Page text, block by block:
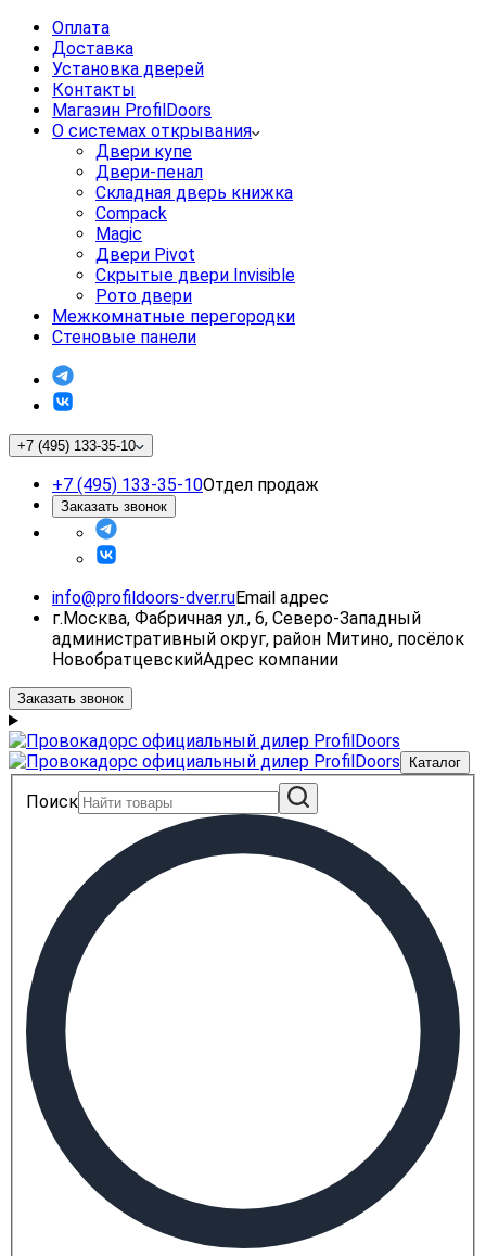
Оплата
Доставка
Установка дверей
Контакты
Магазин ProfilDoors
О системах открывания
Двери купе
Двери-пенал
Складная дверь книжка
Compack
Magic
Двери Pivot
Скрытые двери Invisible
Рото двери
Межкомнатные перегородки
Стеновые панели
+7 (495) 133-35-10
+7 (495) 133-35-10Отдел продаж
Заказать звонок
info@profildoors-dver.ruEmail адрес
г.Москва, Фабричная ул., 6, Северо-Западный
административный округ, район Митино, посёлок
НовобратцевскийАдрес компании
Заказать звонок
Каталог
Поиск